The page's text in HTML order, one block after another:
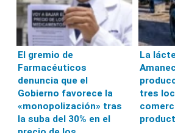
El gremio de
Farmacéuticos
denuncia que el
Gobierno favorece la
«monopolización» tras
la suba del 30% en el
La
tres